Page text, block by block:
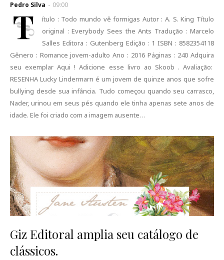
Pedro Silva - 09:00
T
ítulo : Todo mundo vê formigas Autor : A. S. King Título
original : Everybody Sees the Ants Tradução : Marcelo
Salles Editora : Gutenberg Edição : 1 ISBN : 8582354118
Gênero : Romance jovem-adulto Ano : 2016 Páginas : 240 Adquira
seu exemplar Aqui ! Adicione esse livro ao Skoob . Avaliação:
RESENHA Lucky Lindermarn é um jovem de quinze anos que sofre
bullying desde sua infância. Tudo começou quando seu carrasco,
Nader, urinou em seus pés quando ele tinha apenas sete anos de
idade. Ele foi criado com a imagem ausente…
Giz Editoral amplia seu catálogo de
clássicos.